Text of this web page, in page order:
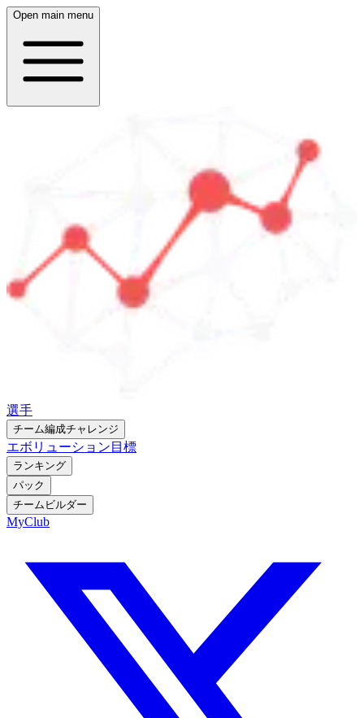
Open main menu
選手
チーム編成チャレンジ
エボリューション 目標
ランキング
パック
チームビルダー
MyClub